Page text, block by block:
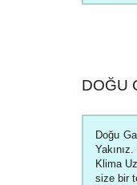
DOĞU
Doğu
Klima
size bir